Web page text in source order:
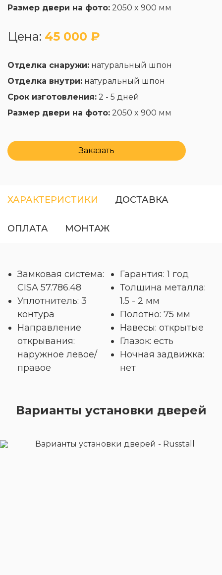
Размер двери на фото: 2050 x 900 мм
Цена: 45 000 ₽
Отделка снаружи: натуральный шпон
Отделка внутри: натуральный шпон
Срок изготовления: 2 - 5 дней
Размер двери на фото: 2050 x 900 мм
Заказать
ХАРАКТЕРИСТИКИ ДОСТАВКА
ОПЛАТА МОНТАЖ
Замковая система:
CISA 57.786.48
Уплотнитель: 3
контура
Направление
открывания:
наружное левое/
правое
Гарантия: 1 год
Толщина металла:
1.5 - 2 мм
Полотно: 75 мм
Навесы: открытые
Глазок: есть
Ночная задвижка:
нет
Варианты установки дверей